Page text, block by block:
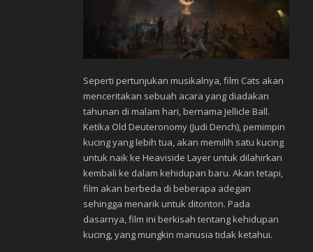
Seperti pertunjukan musikalnya, film Cats akan
menceritakan sebuah acara yang diadakan
tahunan di malam hari, bernama Jellicle Ball.
Ketika Old Deuteronomy (Judi Dench), pemimpin
kucing yang lebih tua, akan memilih satu kucing
untuk naik ke Heaviside Layer untuk dilahirkan
kembali ke dalam kehidupan baru. Akan tetapi,
film akan berbeda di beberapa adegan
sehingga menarik untuk ditonton. Pada
dasarnya, film ini berkisah tentang kehidupan
kucing, yang mungkin manusia tidak ketahui.